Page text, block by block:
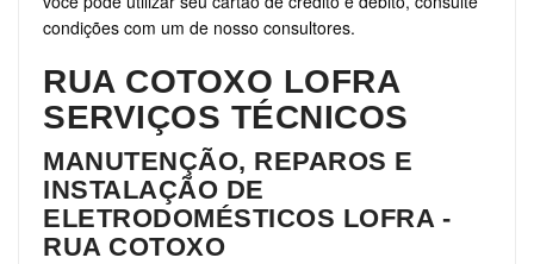
condições com um de nosso consultores.
RUA COTOXO LOFRA
SERVIÇOS TÉCNICOS
MANUTENÇÃO, REPAROS E
INSTALAÇÃO DE
ELETRODOMÉSTICOS LOFRA -
RUA COTOXO